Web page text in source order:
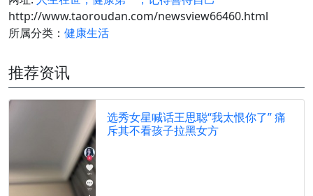
http://www.taoroudan.com/newsview66460.html
所属分类： 健康生活
推荐资讯
选秀女星喊话王思聪“我太恨你了” 痛
斥其不看孩子拉黑女方